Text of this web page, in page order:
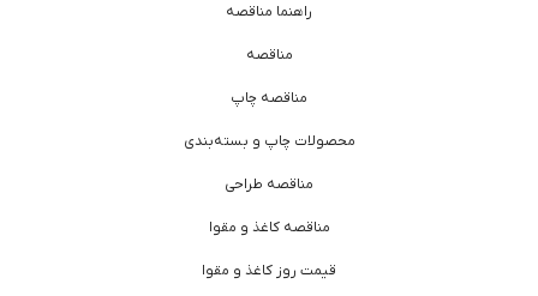
راهنما مناقصه
مناقصه
مناقصه چاپ
محصولات چاپ و بسته‌بندی
مناقصه طراحی
مناقصه کاغذ و مقوا
قیمت روز کاغذ و مقوا